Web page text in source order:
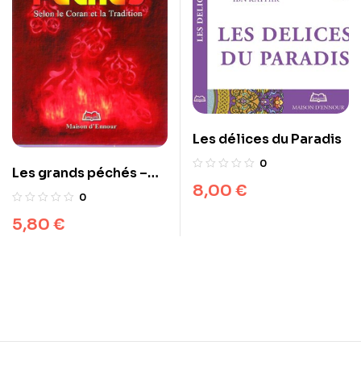
Les grands péchés –
Selon le Coran et la
0
5,80 €
Les délices du Paradis
0
8,00 €